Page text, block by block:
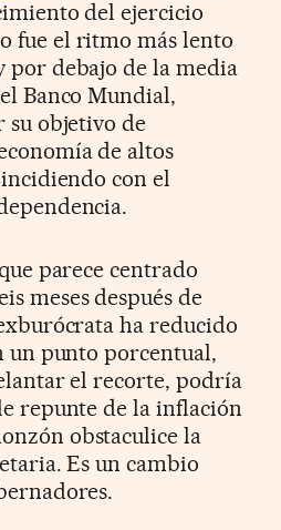
del ejercicio
fue el ritmo más lento
por debajo de la media
Banco Mundial,
su objetivo de
de altos
con el
parece centrado
meses después de
ha reducido
un punto porcentual,
el recorte, podría
repunte de la inflación
obstaculice la
Es un cambio